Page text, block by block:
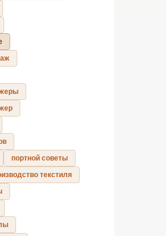
портной советы
текстиля